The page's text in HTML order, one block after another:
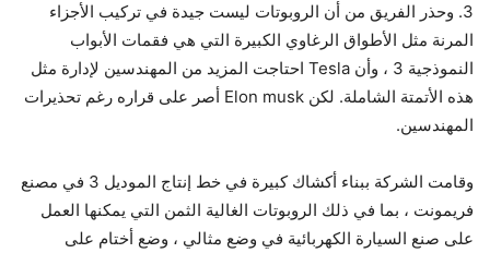
3. وحذر الفريق من أن الروبوتات ليست جيدة في تركيب الأجزاء
المرنة مثل الأطواق الرغاوي الكبيرة التي هي فقمات الأبواب
النموذجية 3 ، وأن Tesla احتاجت المزيد من المهندسين لإدارة مثل
هذه الأتمتة الشاملة. لكن Elon musk أصر على قراره رغم تحذيرات
المهندسين.
وقامت الشركة ببناء أكشاك كبيرة في خط إنتاج الموديل 3 في مصنع
فريمونت ، بما في ذلك الروبوتات الغالية الثمن التي يمكنها العمل
على صنع السيارة الكهربائية في وضع مثالي ، وضع أختام على